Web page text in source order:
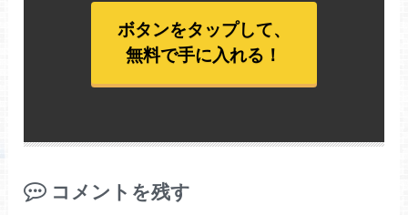
ボタンをタップして、
無料で手に入れる！
コメントを残す